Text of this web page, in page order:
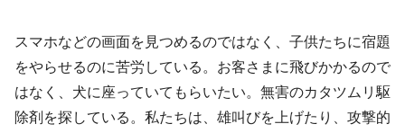
スマホなどの画面を見つめるのではなく、子供たちに宿題
をやらせるのに苦労している。お客さまに飛びかかるので
はなく、犬に座っていてもらいたい。無害のカタツムリ駆
除剤を探している。私たちは、雄叫びを上げたり、攻撃的